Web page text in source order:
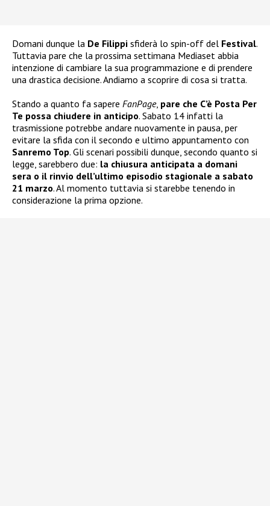
Domani dunque la De Filippi sfiderà lo spin-off del Festival.
Tuttavia pare che la prossima settimana Mediaset abbia
intenzione di cambiare la sua programmazione e di prendere
una drastica decisione. Andiamo a scoprire di cosa si tratta.
Stando a quanto fa sapere FanPage, pare che C’è Posta Per
Te possa chiudere in anticipo. Sabato 14 infatti la
trasmissione potrebbe andare nuovamente in pausa, per
evitare la sfida con il secondo e ultimo appuntamento con
Sanremo Top. Gli scenari possibili dunque, secondo quanto si
legge, sarebbero due: la chiusura anticipata a domani
sera o il rinvio dell’ultimo episodio stagionale a sabato
21 marzo. Al momento tuttavia si starebbe tenendo in
considerazione la prima opzione.